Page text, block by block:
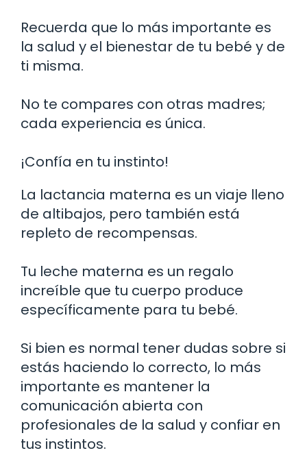
Recuerda que lo más importante es
la salud y el bienestar de tu bebé y de
ti misma.
No te compares con otras madres;
cada experiencia es única.
¡Confía en tu instinto!
La lactancia materna es un viaje lleno
de altibajos, pero también está
repleto de recompensas.
Tu leche materna es un regalo
increíble que tu cuerpo produce
específicamente para tu bebé.
Si bien es normal tener dudas sobre si
estás haciendo lo correcto, lo más
importante es mantener la
comunicación abierta con
profesionales de la salud y confiar en
tus instintos.